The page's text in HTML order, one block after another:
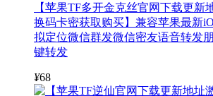
【苹果TF多开金克丝官网下载更新
换码卡密获取购买】兼容苹果最新
拟定位微信群发微信密友语音转发
键转发
¥68